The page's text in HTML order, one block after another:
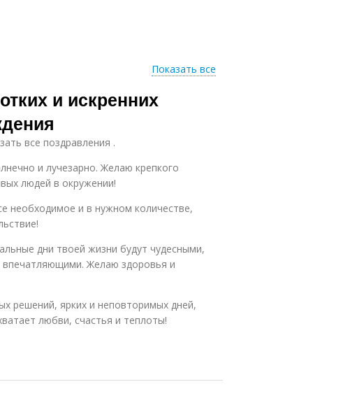
Показать все
и искренних
все поздравления .
и лучезарно. Желаю крепкого
людей в окружении!
необходимое и в нужном количестве,
дни твоей жизни будут чудесными,
Желаю здоровья и
решений, ярких и неповторимых дней,
любви, счастья и теплоты!